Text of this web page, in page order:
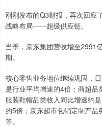
刚刚发布的Q3财报，再次回应
战略布局——超级供应链。
当季，京东集团营收增至2991
期。
核心零售业务地位继续巩固，
是行业平均增速的4倍；商超品
服装鞋帽品类收入同比增速约
的5倍； 京东超市包销定制产
等。